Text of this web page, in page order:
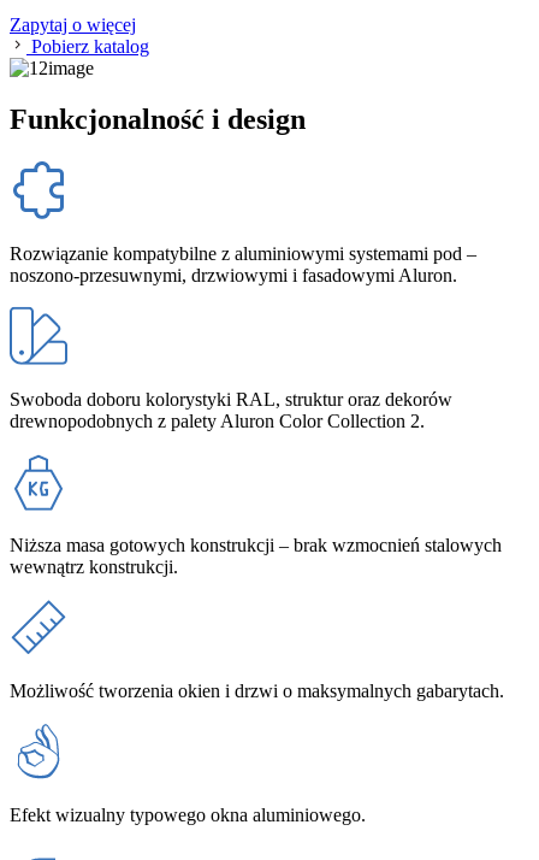
Zapytaj o więcej
Pobierz katalog
Funkcjonalność i design
Rozwiązanie kompatybilne z aluminiowymi systemami pod –
noszono-przesuwnymi, drzwiowymi i fasadowymi Aluron.
Swoboda doboru kolorystyki RAL, struktur oraz dekorów
drewnopodobnych z palety Aluron Color Collection 2.
Niższa masa gotowych konstrukcji – brak wzmocnień stalowych
wewnątrz konstrukcji.
Możliwość tworzenia okien i drzwi o maksymalnych gabarytach.
Efekt wizualny typowego okna aluminiowego.